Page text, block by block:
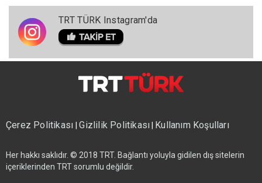
TRT TÜRK Instagram'da
Çerez Politikası |Gizlilik Politikası Kullanım Koşulları
Her hakkı saklıdır. © 2018 TRT. Bağlantı yoluyla gidilen dış sitelerin
içeriklerinden TRT sorumlu değildir.